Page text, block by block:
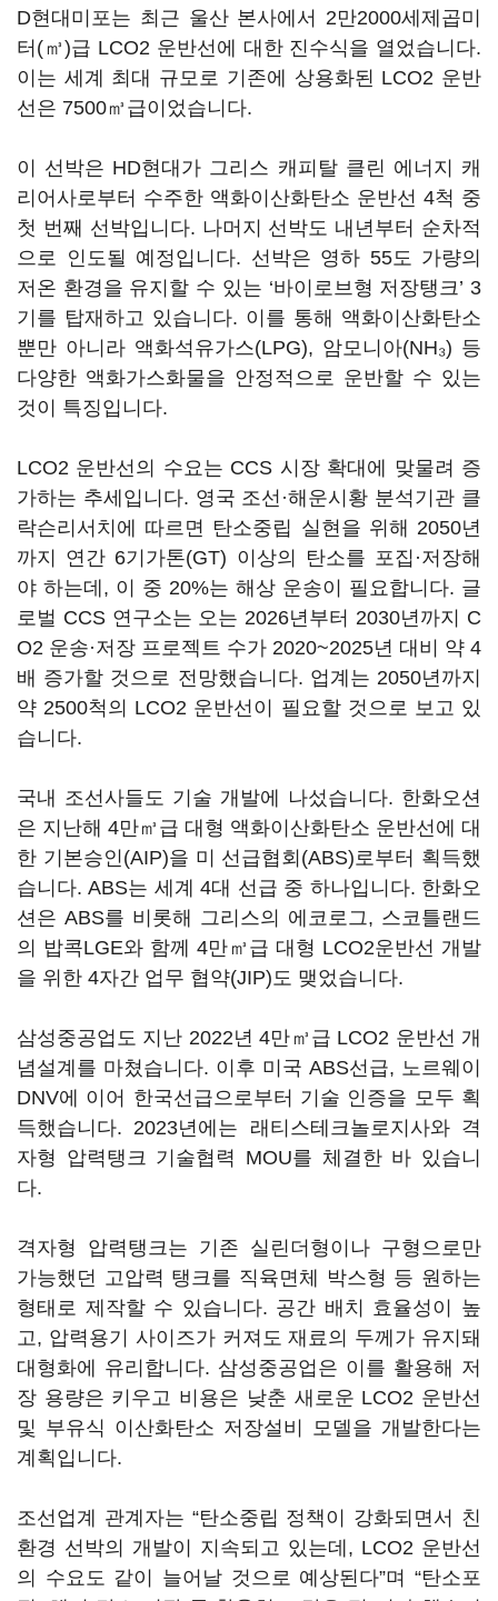
D현대미포는 최근 울산 본사에서 2만2000세제곱미
터(㎥)급 LCO2 운반선에 대한 진수식을 열었습니다.
이는 세계 최대 규모로 기존에 상용화된 LCO2 운반
선은 7500㎥급이었습니다.
이 선박은 HD현대가 그리스 캐피탈 클린 에너지 캐
리어사로부터 수주한 액화이산화탄소 운반선 4척 중
첫 번째 선박입니다. 나머지 선박도 내년부터 순차적
으로 인도될 예정입니다. 선박은 영하 55도 가량의
저온 환경을 유지할 수 있는 ‘바이로브형 저장탱크’ 3
기를 탑재하고 있습니다. 이를 통해 액화이산화탄소
뿐만 아니라 액화석유가스(LPG), 암모니아(NH₃) 등
다양한 액화가스화물을 안정적으로 운반할 수 있는
것이 특징입니다.
LCO2 운반선의 수요는 CCS 시장 확대에 맞물려 증
가하는 추세입니다. 영국 조선·해운시황 분석기관 클
락슨리서치에 따르면 탄소중립 실현을 위해 2050년
까지 연간 6기가톤(GT) 이상의 탄소를 포집·저장해
야 하는데, 이 중 20%는 해상 운송이 필요합니다. 글
로벌 CCS 연구소는 오는 2026년부터 2030년까지 C
O2 운송·저장 프로젝트 수가 2020~2025년 대비 약 4
배 증가할 것으로 전망했습니다. 업계는 2050년까지
약 2500척의 LCO2 운반선이 필요할 것으로 보고 있
습니다.
국내 조선사들도 기술 개발에 나섰습니다. 한화오션
은 지난해 4만㎥급 대형 액화이산화탄소 운반선에 대
한 기본승인(AIP)을 미 선급협회(ABS)로부터 획득했
습니다. ABS는 세계 4대 선급 중 하나입니다. 한화오
션은 ABS를 비롯해 그리스의 에코로그, 스코틀랜드
의 밥콕LGE와 함께 4만㎥급 대형 LCO2운반선 개발
을 위한 4자간 업무 협약(JIP)도 맺었습니다.
삼성중공업도 지난 2022년 4만㎥급 LCO2 운반선 개
념설계를 마쳤습니다. 이후 미국 ABS선급, 노르웨이
DNV에 이어 한국선급으로부터 기술 인증을 모두 획
득했습니다. 2023년에는 래티스테크놀로지사와 격
자형 압력탱크 기술협력 MOU를 체결한 바 있습니
다.
격자형 압력탱크는 기존 실린더형이나 구형으로만
가능했던 고압력 탱크를 직육면체 박스형 등 원하는
형태로 제작할 수 있습니다. 공간 배치 효율성이 높
고, 압력용기 사이즈가 커져도 재료의 두께가 유지돼
대형화에 유리합니다. 삼성중공업은 이를 활용해 저
장 용량은 키우고 비용은 낮춘 새로운 LCO2 운반선
및 부유식 이산화탄소 저장설비 모델을 개발한다는
계획입니다.
조선업계 관계자는 “탄소중립 정책이 강화되면서 친
환경 선박의 개발이 지속되고 있는데, LCO2 운반선
의 수요도 같이 늘어날 것으로 예상된다”며 “탄소포